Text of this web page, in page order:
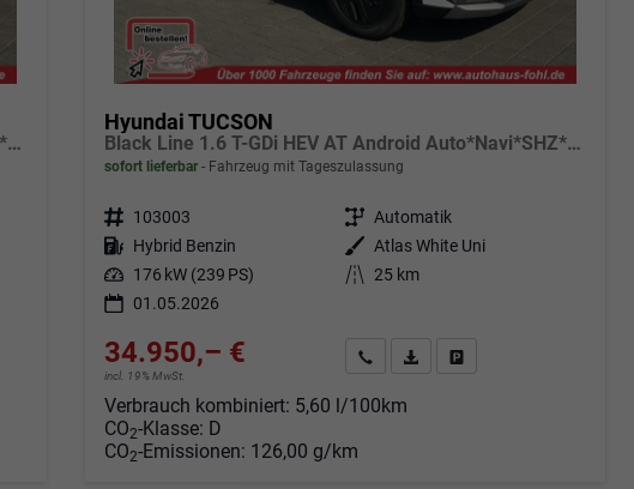
Black Line 1.6 T-GDi HEV AT Android Auto*Navi*SHZ*Kamera*2Z Klimaauto*
Hyundai TUCSON
Black Line 1.6 T-GDi HEV AT Android Auto*Navi*SHZ*Kamera*2Z Klimaauto*
sofort lieferbar Fahrzeug mit Tageszulassung
Fahrzeugnr. 103003 Getriebe Automatik
Kraftstoff Hybrid Benzin Außenfarbe Atlas White Uni
Leistung 176 kW (239 PS) Kilometerstand 25 km
01.05.2026
34.950,– €
incl. 19% MwSt.
Angebot anfordern
Fahrzeugexpose (PDF)
Fahrzeug parken
Verbrauch kombiniert: 5,60 l/100km
CO2-Klasse: D
CO2-Emissionen: 126,00 g/km